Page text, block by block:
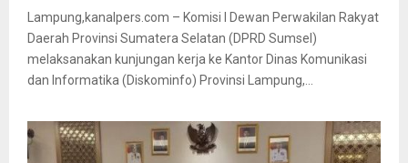
Lampung,kanalpers.com – Komisi I Dewan Perwakilan Rakyat
Daerah Provinsi Sumatera Selatan (DPRD Sumsel)
melaksanakan kunjungan kerja ke Kantor Dinas Komunikasi
dan Informatika (Diskominfo) Provinsi Lampung,...